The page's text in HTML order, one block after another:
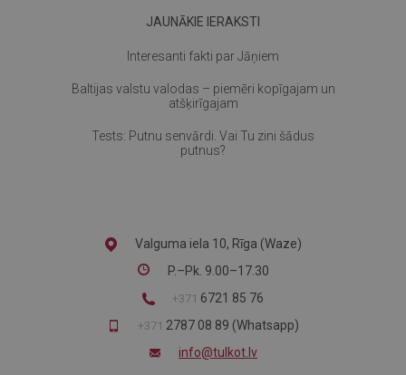
JAUNĀKIE IERAKSTI
Interesanti fakti par Jāņiem
Baltijas valstu valodas – piemēri kopīgajam un
atšķirīgajam
Tests: Putnu senvārdi. Vai Tu zini šādus
putnus?
Valguma iela 10, Rīga (Waze)
P.–Pk. 9.00–17.30
+371 6721 85 76
+371 2787 08 89 (Whatsapp)
info@tulkot.lv